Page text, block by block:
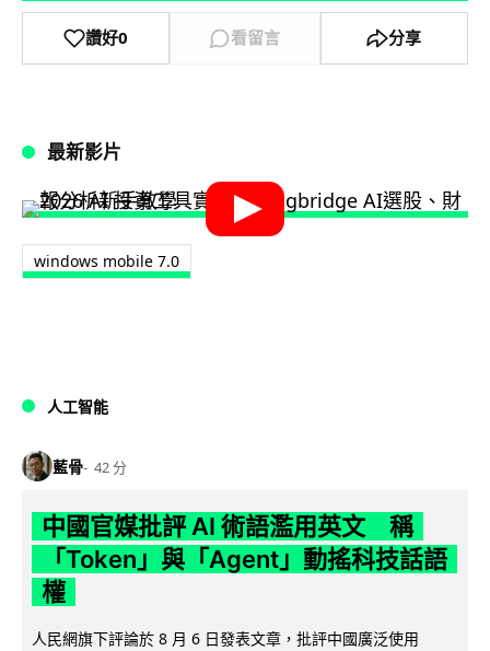
讚好0 看留言 分享
最新影片
windows mobile 7.0
人工智能
藍骨 42 分
中國官媒批評 AI 術語濫用英文 稱
「Token」與「Agent」動搖科技話語
權
人民網旗下評論於 8 月 6 日發表文章，批評中國廣泛使用